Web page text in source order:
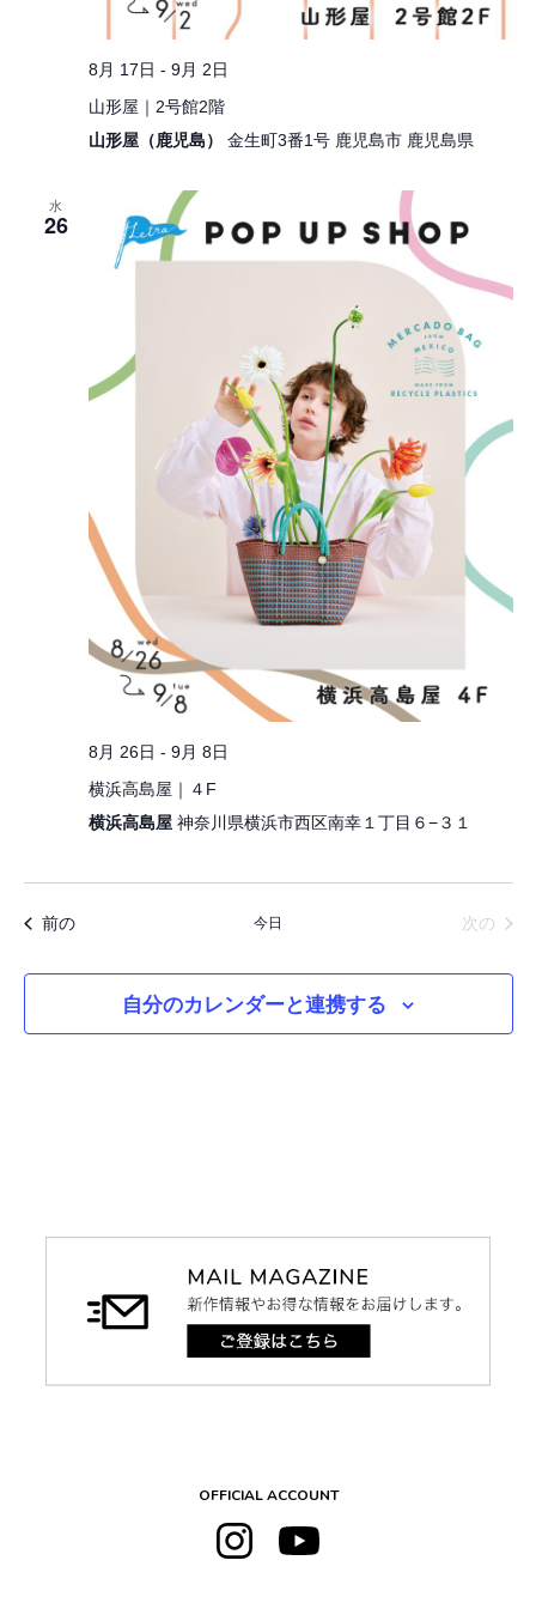
8月 17日 - 9月 2日
山形屋｜2号館2階
山形屋（鹿児島） 金生町3番1号 鹿児島市 鹿児島県
水
26
8月 26日 - 9月 8日
横浜高島屋｜４F
横浜高島屋 神奈川県横浜市西区南幸１丁目６−３１
前のイベント 今日 次のイベ
自分のカレンダーと連携する
OFFICIAL ACCOUNT